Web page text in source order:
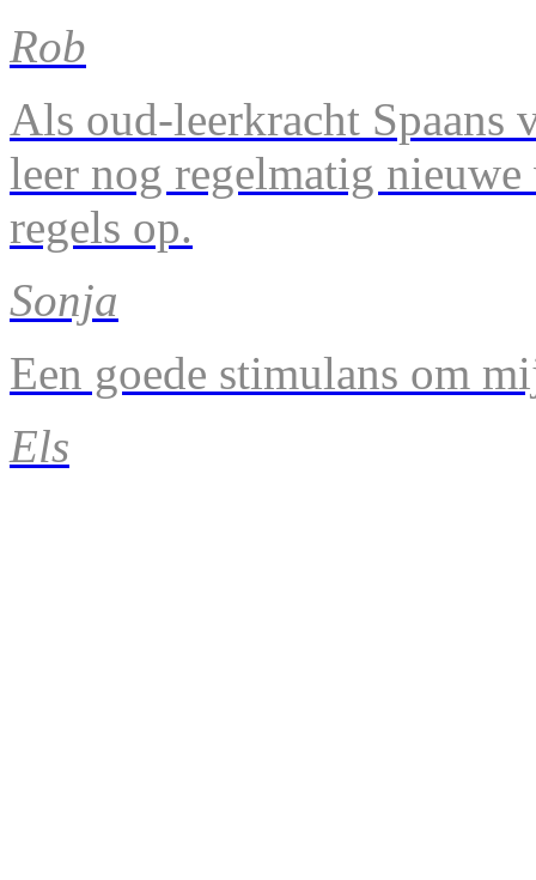
Rob
Als oud-leerkracht
leer nog regelmatig
regels op.
Sonja
Een goede stimulans om
Els